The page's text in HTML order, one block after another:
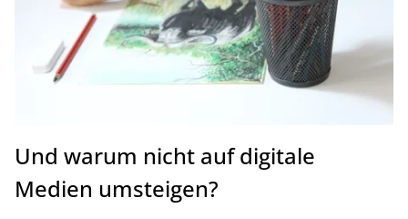
Und warum nicht auf digitale
Medien umsteigen?